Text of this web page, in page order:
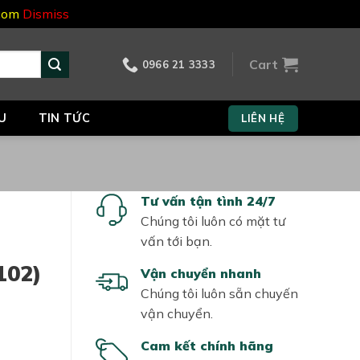
Dismiss
0966 21 3333 Cart
TIN TỨC LIÊN HỆ
Tư vấn tận tình 24/7
Chúng tôi luôn có mặt tư
vấn tới bạn.
Vận chuyển nhanh
Chúng tôi luôn sẵn chuyến
vận chuyển.
Cam kết chính hãng